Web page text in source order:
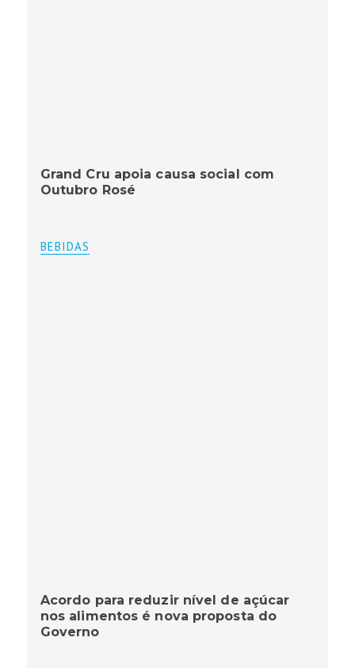
Grand Cru apoia causa social com
Outubro Rosé
BEBIDAS
Acordo para reduzir nível de açúcar
nos alimentos é nova proposta do
Governo